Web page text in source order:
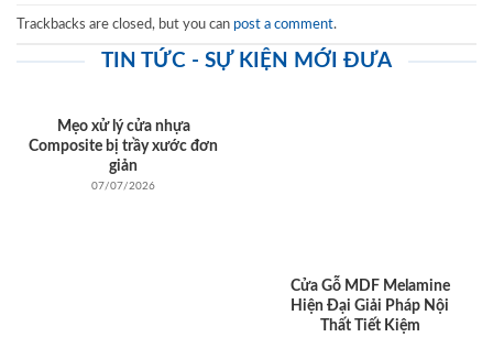
Trackbacks are closed, but you can post a comment.
TIN TỨC - SỰ KIỆN MỚI ĐƯA
Mẹo xử lý cửa nhựa
Composite bị trầy xước đơn
giản
07/07/2026
Cửa Gỗ MDF Melamine
Hiện Đại Giải Pháp Nội
Thất Tiết Kiệm